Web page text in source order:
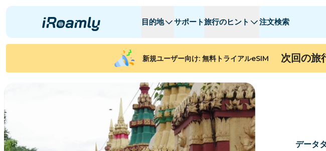
目的地 サポート旅行のヒント 注文検索
ローカルeSIM
リージョナルeSIM
J - O P - S
アルバニア
アルジェリア
アルゼンチン
アゼルバイジャン
ベルギー
ブルガリア カンボジア
旅行日程 J - O P - S
中国
新規ユーザー向け: 無料トライアルeSIM 次回の旅
データ